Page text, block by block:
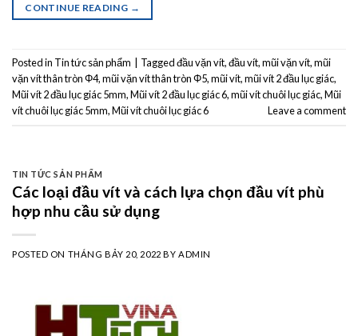
CONTINUE READING →
Posted in Tin tức sản phẩm Taggedđầu vặn vít,đầu vít,mũi vặn vít,mũi
vặn vít thân tròn Φ4,mũi vặn vít thân tròn Φ5,mũi vít,mũi vít 2 đầu lục giác,
Mũi vít 2 đầu lục giác 5mm,Mũi vít 2 đầu lục giác 6,mũi vít chuôi lục giác,Mũi
vít chuôi lục giác 5mm,Mũi vít chuôi lục giác 6 Leave a comment
TIN TỨC SẢN PHẨM
Các loại đầu vít và cách lựa chọn đầu vít phù
hợp nhu cầu sử dụng
POSTED ON THÁNG BẢY 20, 2022 BY ADMIN